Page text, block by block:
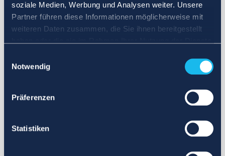
soziale Medien, Werbung und Analysen weiter. Unsere
Partner führen diese Informationen möglicherweise mit
weiteren Daten zusammen, die Sie ihnen bereitgestellt
Notwendig
Präferenzen
Statistiken